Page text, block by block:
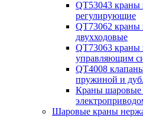
QT53043 краны
регулирующие
QT73062 краны
двухходовые
QT73063 краны
управляющим
QT4008
пружиной и
Краны
Шаровые краны